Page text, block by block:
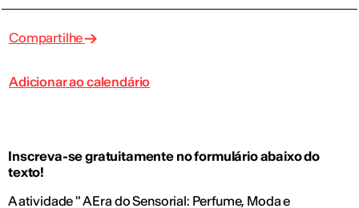
Compartilhe
Adicionar ao calendário
Inscreva-se gratuitamente no formulário abaixo do
texto!
A atividade " A Era do Sensorial: Perfume, Moda e